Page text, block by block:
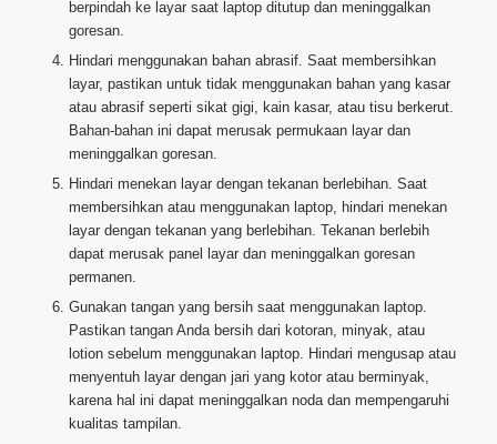
berpindah ke layar saat laptop ditutup dan meninggalkan
goresan.
Hindari menggunakan bahan abrasif. Saat membersihkan
layar, pastikan untuk tidak menggunakan bahan yang kasar
atau abrasif seperti sikat gigi, kain kasar, atau tisu berkerut.
Bahan-bahan ini dapat merusak permukaan layar dan
meninggalkan goresan.
Hindari menekan layar dengan tekanan berlebihan. Saat
membersihkan atau menggunakan laptop, hindari menekan
layar dengan tekanan yang berlebihan. Tekanan berlebih
dapat merusak panel layar dan meninggalkan goresan
permanen.
Gunakan tangan yang bersih saat menggunakan laptop.
Pastikan tangan Anda bersih dari kotoran, minyak, atau
lotion sebelum menggunakan laptop. Hindari mengusap atau
menyentuh layar dengan jari yang kotor atau berminyak,
karena hal ini dapat meninggalkan noda dan mempengaruhi
kualitas tampilan.